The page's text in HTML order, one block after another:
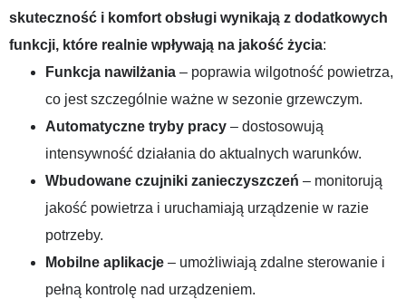
skuteczność i komfort obsługi wynikają z dodatkowych
funkcji, które realnie wpływają na jakość życia:
Funkcja nawilżania – poprawia wilgotność powietrza,
co jest szczególnie ważne w sezonie grzewczym.
Automatyczne tryby pracy – dostosowują
intensywność działania do aktualnych warunków.
Wbudowane czujniki zanieczyszczeń – monitorują
jakość powietrza i uruchamiają urządzenie w razie
potrzeby.
Mobilne aplikacje – umożliwiają zdalne sterowanie i
pełną kontrolę nad urządzeniem.